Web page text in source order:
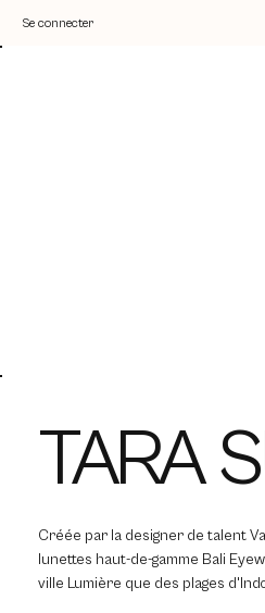
Se connecter
TARA
Créée par la designer de talent
lunettes haut-de-gamme Bali
ville Lumière que des plages